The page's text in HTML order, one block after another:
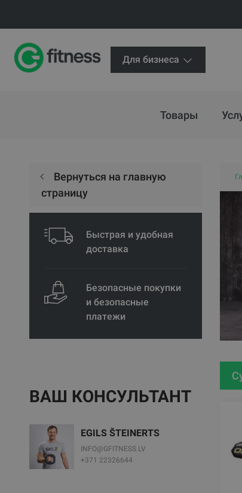
Для бизнеса
Товары
Вернуться на главную
страницу
Быстрая и удобная
доставка
Безопасные покупки
и безопасные
платежи
ВАШ КОНСУЛЬТАНТ
EGILS ŠTEINERTS
INFO@GFITNESS.LV
+371 22326644